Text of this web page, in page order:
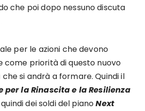
che poi dopo nessuno discuta
per le azioni che devono
come priorità di questo nuovo
che si andrà a formare. Quindi il
per la Rinascita e la Resilienza
quindi dei soldi del pianoNext